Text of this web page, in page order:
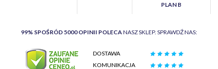
PLAN B
99% SPOŚRÓD 5000 OPINII POLECA NASZ SKLEP. SPRAWDŹ NAS:
DOSTAWA
KOMUNIKACJA